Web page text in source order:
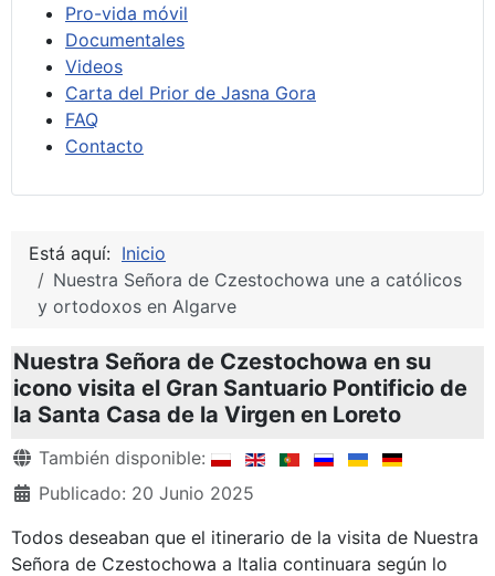
Pro-vida móvil
Documentales
Videos
Carta del Prior de Jasna Gora
FAQ
Contacto
Está aquí: Inicio
Nuestra Señora de Czestochowa une a católicos
y ortodoxos en Algarve
Nuestra Señora de Czestochowa en su
icono visita el Gran Santuario Pontificio de
la Santa Casa de la Virgen en Loreto
Detalles
También disponible:
Publicado: 20 Junio 2025
Todos deseaban que el itinerario de la visita de Nuestra
Señora de Czestochowa a Italia continuara según lo